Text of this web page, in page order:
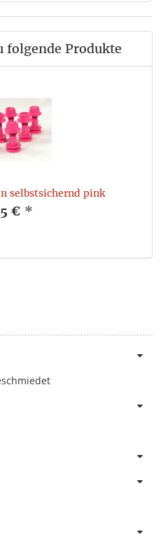
folgende Produkte
selbstsichernd pink
€ *